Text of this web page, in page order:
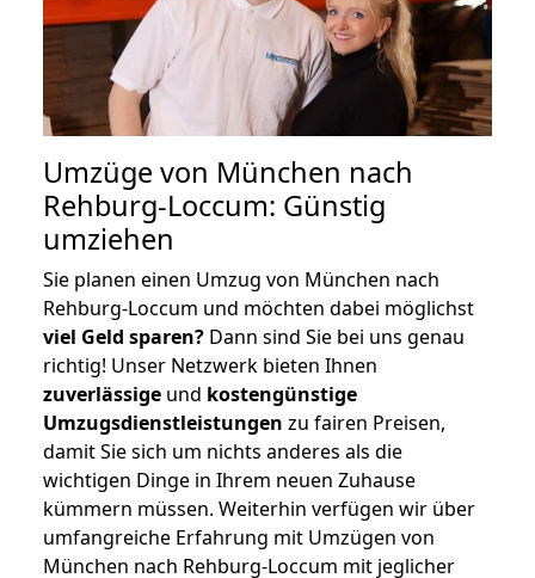
Umzüge von München nach
Rehburg-Loccum: Günstig
umziehen
Sie planen einen Umzug von München nach
Rehburg-Loccum und möchten dabei möglichst
viel Geld sparen? Dann sind Sie bei uns genau
richtig! Unser Netzwerk bieten Ihnen
zuverlässige und kostengünstige
Umzugsdienstleistungen zu fairen Preisen,
damit Sie sich um nichts anderes als die
wichtigen Dinge in Ihrem neuen Zuhause
kümmern müssen. Weiterhin verfügen wir über
umfangreiche Erfahrung mit Umzügen von
München nach Rehburg-Loccum mit jeglicher